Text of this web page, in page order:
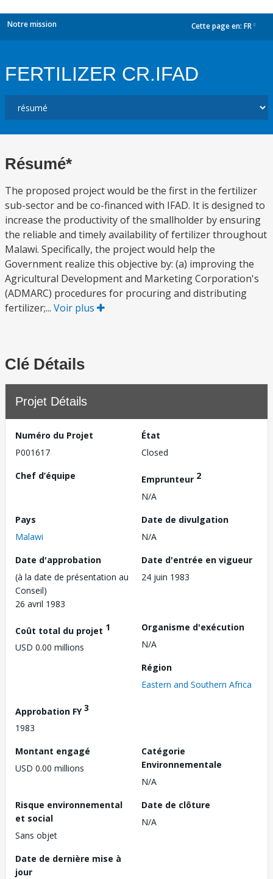
Notre mission Cette page en: FR
FERTILIZER CR.IFAD
Résumé*
The proposed project would be the first in the fertilizer
sub-sector and be co-financed with IFAD. It is designed to
increase the productivity of the smallholder by ensuring
the reliable and timely availability of fertilizer throughout
Malawi. Specifically, the project would help the
Government realize this objective by: (a) improving the
Agricultural Development and Marketing Corporation's
(ADMARC) procedures for procuring and distributing
fertilizer;... Voir plus
Clé Détails
Projet Détails
Numéro du Projet
P001617
État
Closed
Chef d’équipe
Emprunteur 2
N/A
Pays
Malawi
Date de divulgation
N/A
Date d'approbation
(à la date de présentation au
Conseil)
26 avril 1983
Date d'entrée en vigueur
24 juin 1983
Coût total du projet 1
USD 0.00 millions
Organisme d'exécution
N/A
Région
Eastern and Southern Africa
Approbation FY3
1983
Montant engagé
USD 0.00 millions
Catégorie
Environnementale
N/A
Risque environnemental
et social
Sans objet
Date de clôture
N/A
Date de dernière mise à
jour